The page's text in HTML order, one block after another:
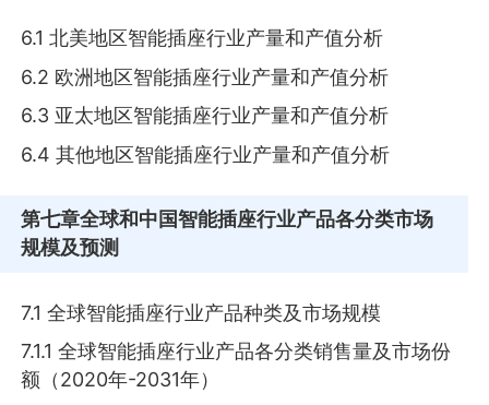
6.1 北美地区智能插座行业产量和产值分析
6.2 欧洲地区智能插座行业产量和产值分析
6.3 亚太地区智能插座行业产量和产值分析
6.4 其他地区智能插座行业产量和产值分析
第七章全球和中国智能插座行业产品各分类市场
规模及预测
7.1 全球智能插座行业产品种类及市场规模
7.1.1 全球智能插座行业产品各分类销售量及市场份
额（2020年-2031年）